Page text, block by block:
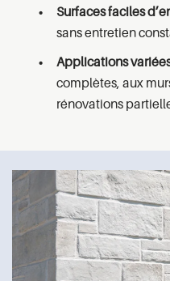
Surfaces faciles
sans entretien
Applications
complètes, aux
rénovations